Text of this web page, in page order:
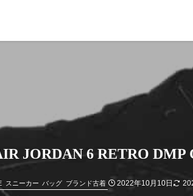
JORDAN 6 RETRO DMP
スニーカー バッグ ブランド古着 2022年10月10日